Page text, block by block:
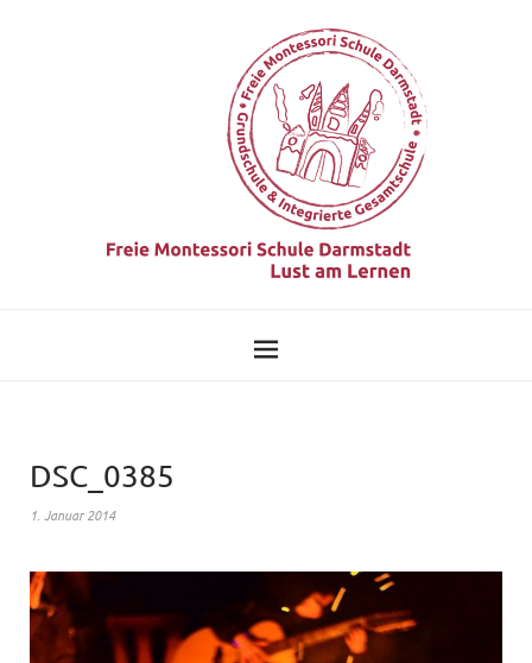
DSC_0385
1. Januar 2014